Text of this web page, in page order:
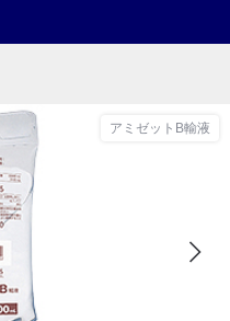
アミゼットB輸液